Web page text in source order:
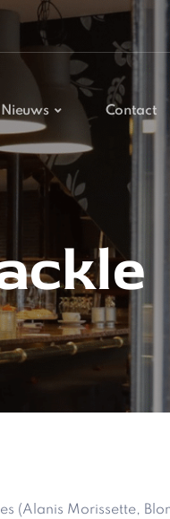
Nieuws Contact
(Alanis Morissette,